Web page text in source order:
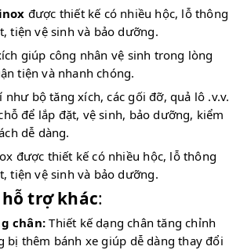
được thiết kế có nhiều hộc, lỗ thông
tiện vệ sinh và bảo dưỡng.
giúp công nhân vệ sinh trong lòng
tiện và nhanh chóng.
như bộ tăng xích, các gối đỡ, quả lô .v.v.
để lắp đặt, vệ sinh, bảo dưỡng, kiểm
dễ dàng.
được thiết kế có nhiều hộc, lỗ thông
tiện vệ sinh và bảo dưỡng.
hỗ trợ khác:
chân:Thiết kế dạng chân tăng chỉnh
bị thêm bánh xe giúp dễ dàng thay đổi